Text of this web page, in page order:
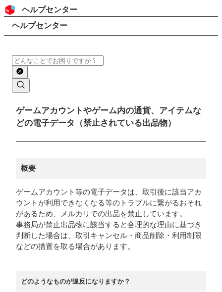
コンテンツにスキップ
ヘッダー
ヘルプセンター
検索
パンくずリスト
ヘルプセンター
検索
メインコンテンツ
ゲームアカウントやゲーム内の通貨、アイテムな
どの電子データ（禁止されている出品物）
概要
ゲームアカウント等の電子データは、取引後に該当アカ
ウントが利用できなくなる等のトラブルに繋がるおそれ
があるため、メルカリでの出品を禁止しています。
事務局が禁止出品物に該当すると合理的な理由に基づき
判断した場合は、取引キャンセル・商品削除・利用制限
などの措置を取る場合があります。
どのようなものが違反になりますか？